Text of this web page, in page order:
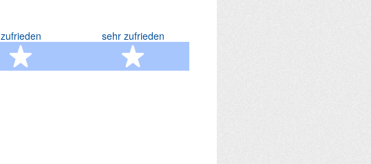
zufrieden
4 Sterne
sehr zufrieden
5 Sterne